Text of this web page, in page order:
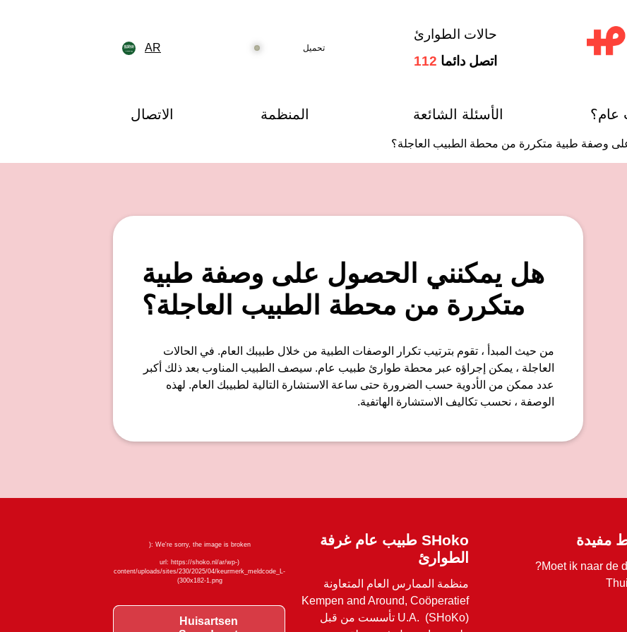
حالات الطوارئ
اتصل دائما 112
تحميل AR
عام؟ الأسئلة الشائعة المنظمة الاتصال
وصفة طبية متكررة من محطة الطبيب العاجلة؟
هل يمكنني الحصول على وصفة طبية
متكررة من محطة الطبيب العاجلة؟
من حيث المبدأ ، تقوم بترتيب تكرار الوصفات الطبية من خلال طبيبك العام. في الحالات
العاجلة ، يمكن إجراؤه عبر محطة طوارئ طبيب عام. سيصف الطبيب المناوب بعد ذلك أكبر
عدد ممكن من الأدوية حسب الضرورة حتى ساعة الاستشارة التالية لطبيبك العام. لهذه
الوصفة ، نحسب تكاليف الاستشارة الهاتفية.
مفيدة
Moet ik naar de
SHoko طبيب عام غرفة
الطوارئ
منظمة الممارس العام المتعاونة
Kempen and Around, Coöperatief
U.A. (SHoKo) تأسست من قبل
Huisartsen